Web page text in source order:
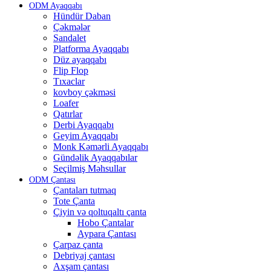
ODM Ayaqqabı
Hündür Daban
Çəkmələr
Sandalet
Platforma Ayaqqabı
Düz ayaqqabı
Flip Flop
Tıxaclar
kovboy çəkməsi
Loafer
Qatırlar
Derbi Ayaqqabı
Geyim Ayaqqabı
Monk Kəmərli Ayaqqabı
Gündəlik Ayaqqabılar
Seçilmiş Məhsullar
ODM Çantası
Çantaları tutmaq
Tote Çanta
Çiyin və qoltuqaltı çanta
Hobo Çantalar
Aypara Çantası
Çarpaz çanta
Debriyaj çantası
Axşam çantası